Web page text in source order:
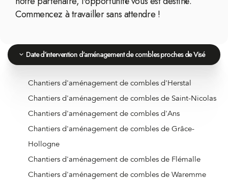
Commencez à travailler sans attendre !
Date d'intervention d'aménagement de combles proches de Visé
Chantiers d'aménagement de combles d'Herstal
Chantiers d'aménagement de combles de Saint-Nicolas
Chantiers d'aménagement de combles d'Ans
Chantiers d'aménagement de combles de Grâce-
Hollogne
Chantiers d'aménagement de combles de Flémalle
Chantiers d'aménagement de combles de Waremme